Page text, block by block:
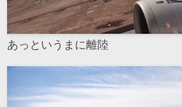
あっというまに離陸